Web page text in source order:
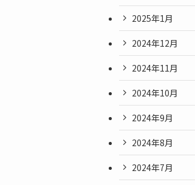
2025年1月
2024年12月
2024年11月
2024年10月
2024年9月
2024年8月
2024年7月